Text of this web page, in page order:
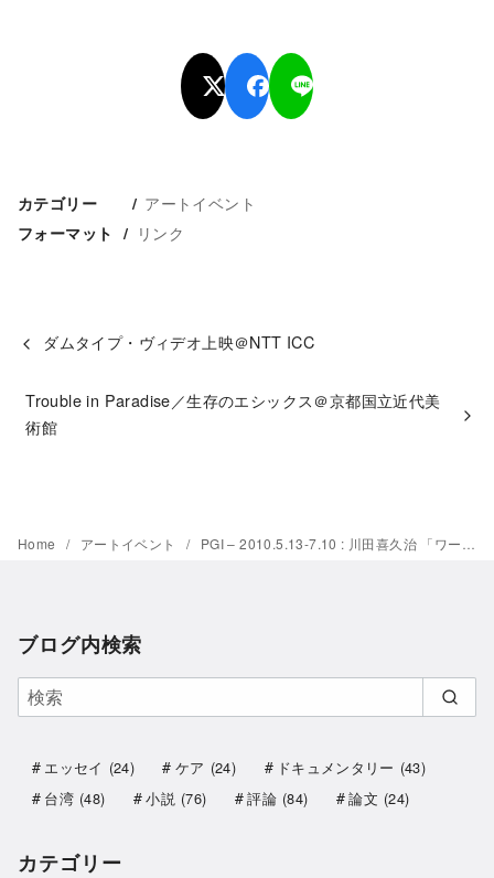
カテゴリー アートイベント
フォーマット リンク
ダムタイプ・ヴィデオ上映＠NTT ICC
Trouble in Paradise／生存のエシックス＠京都国立近代美
術館
Home アートイベント PGI – 2010.5.13-7.10 : 川田喜久治 「ワールズ・エンド World’s End 2008 – 2010」
ブログ内検索
エッセイ (24) ケア (24) ドキュメンタリー (43)
台湾 (48) 小説 (76) 評論 (84) 論文 (24)
カテゴリー